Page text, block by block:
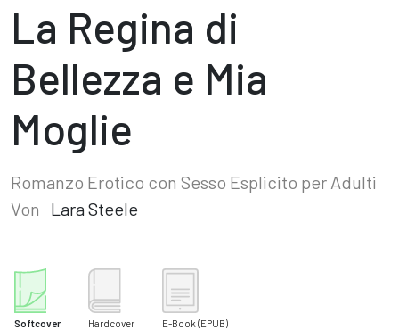
La Regina di
Bellezza e Mia
Moglie
Romanzo Erotico con Sesso Esplicito per Adulti
Von
Lara Steele
Softcover Hardcover E-Book (EPUB)